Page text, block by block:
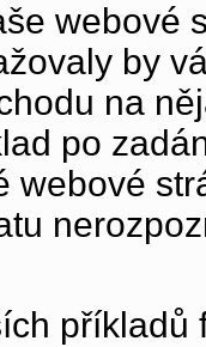
webové
by
na
po
webové
příkladů